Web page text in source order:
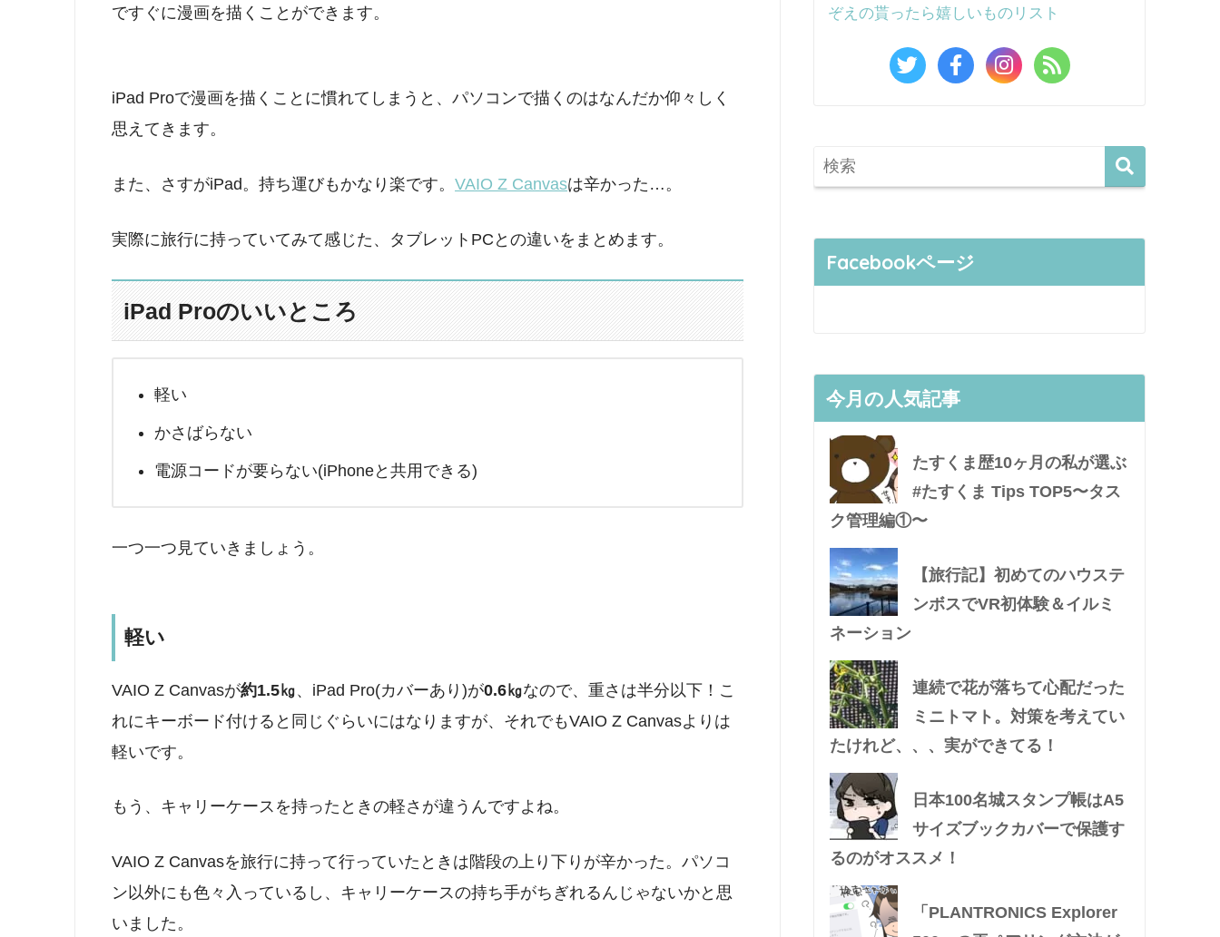
ですぐに漫画を描くことができます。
iPad Proで漫画を描くことに慣れてしまうと、パソコンで描くのはなんだか仰々しく
思えてきます。
また、さすがiPad。持ち運びもかなり楽です。 VAIO Z Canvasは辛かった…。
実際に旅行に持っていてみて感じた、タブレットPCとの違いをまとめます。
iPad Proのいいところ
軽い
かさばらない
電源コードが要らない(iPhoneと共用できる)
一つ一つ見ていきましょう。
軽い
VAIO Z Canvasが約1.5㎏、iPad Pro(カバーあり)が0.6㎏なので、重さは半分以下！こ
れにキーボード付けると同じぐらいにはなりますが、それでもVAIO Z Canvasよりは
軽いです。
もう、キャリーケースを持ったときの軽さが違うんですよね。
VAIO Z Canvasを旅行に持って行っていたときは階段の上り下りが辛かった。パソコ
ン以外にも色々入っているし、キャリーケースの持ち手がちぎれるんじゃないかと思
いました。
ぞえの貰ったら嬉しいものリスト
Facebookページ
今月の人気記事
たすくま歴10ヶ月の私が選ぶ
#たすくま Tips TOP5〜タス
ク管理編①〜
【旅行記】初めてのハウステ
ンボスでVR初体験＆イルミ
ネーション
連続で花が落ちて心配だった
ミニトマト。対策を考えてい
たけれど、、、実ができてる！
日本100名城スタンプ帳はA5
サイズブックカバーで保護す
るのがオススメ！
「PLANTRONICS Explorer